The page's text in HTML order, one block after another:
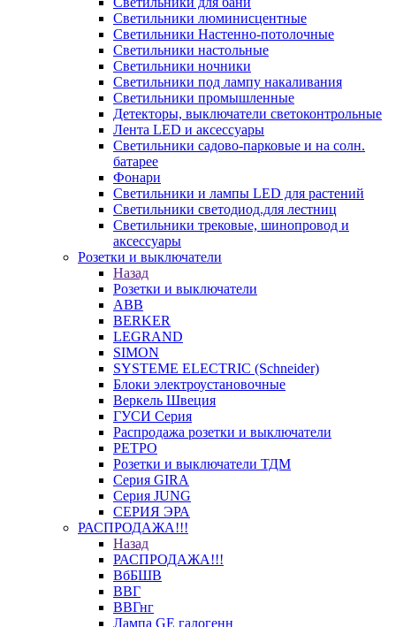
Светильники люминисцентные
Светильники Настенно-потолочные
Светильники настольные
Светильники ночники
Светильники под лампу накаливания
Светильники промышленные
Детекторы, выключатели светоконтрольные
Лента LED и аксессуары
Светильники садово-парковые и на солн.
батарее
Фонари
Светильники и лампы LED для растений
Светильники светодиод.для лестниц
Светильники трековые, шинопровод и
аксессуары
Розетки и выключатели
Назад
Розетки и выключатели
ABB
BERKER
LEGRAND
SIMON
SYSTEME ELECTRIC (Schneider)
Блоки электроустановочные
Веркель Швеция
ГУСИ Серия
Распродажа розетки и выключатели
РЕТРО
Розетки и выключатели ТДМ
Серия GIRA
Серия JUNG
СЕРИЯ ЭРА
РАСПРОДАЖА!!!
Назад
РАСПРОДАЖА!!!
ВбБШВ
ВВГ
ВВГнг
Лампа GE галогенн